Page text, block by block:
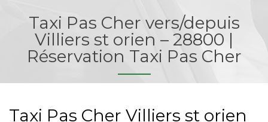
Taxi Pas Cher vers/depuis
Villiers st orien – 28800 |
Réservation Taxi Pas Cher
Taxi Pas Cher Villiers st orien